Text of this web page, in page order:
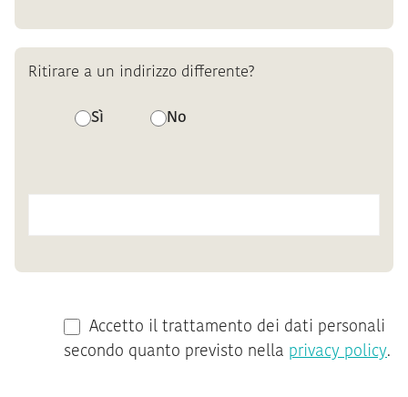
Ritirare a un indirizzo differente?
Sì No
Accetto il trattamento dei dati personali
secondo quanto previsto nella privacy policy.